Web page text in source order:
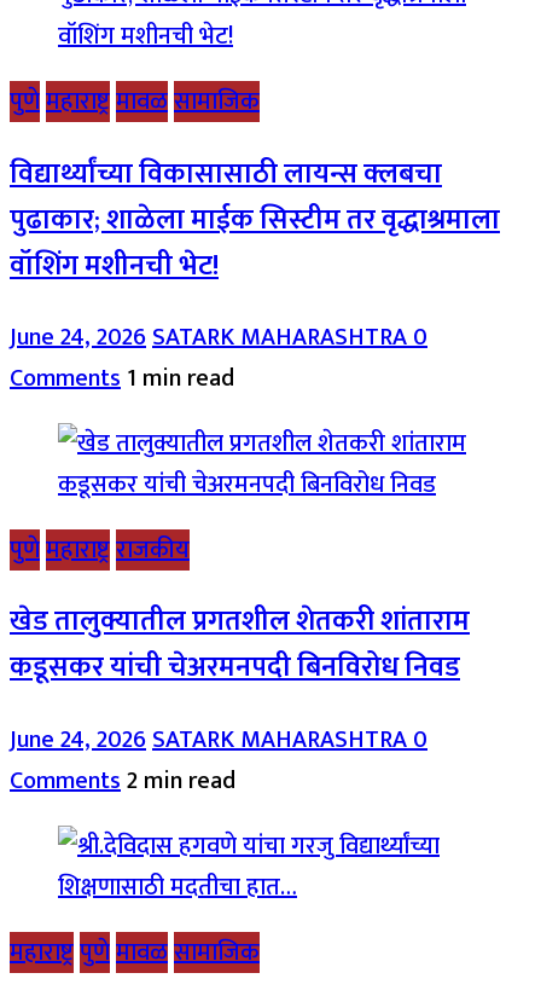
पुणेमहाराष्ट्रमावळसामाजिक
विद्यार्थ्यांच्या विकासासाठी लायन्स क्लबचा
पुढाकार; शाळेला माईक सिस्टीम तर वृद्धाश्रमाला
वॉशिंग मशीनची भेट!
June 24, 2026SATARK MAHARASHTRA0
Comments1 min read
पुणेमहाराष्ट्रराजकीय
खेड तालुक्यातील प्रगतशील शेतकरी शांताराम
कडूसकर यांची चेअरमनपदी बिनविरोध निवड
June 24, 2026SATARK MAHARASHTRA0
Comments2 min read
महाराष्ट्रपुणेमावळसामाजिक